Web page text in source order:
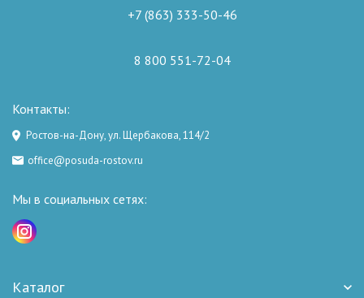
+7 (863) 333-50-46
8 800 551-72-04
Контакты:
Ростов-на-Дону, ул. Щербакова, 114/2
office@posuda-rostov.ru
Мы в социальных сетях:
Каталог